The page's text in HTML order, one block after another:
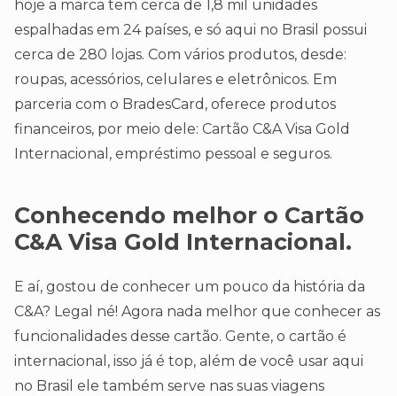
hoje a marca tem cerca de 1,8 mil unidades
espalhadas em 24 países, e só aqui no Brasil possui
cerca de 280 lojas. Com vários produtos, desde:
roupas, acessórios, celulares e eletrônicos. Em
parceria com o BradesCard, oferece produtos
financeiros, por meio dele: Cartão C&A Visa Gold
Internacional, empréstimo pessoal e seguros.
Conhecendo melhor o Cartão
C&A Visa Gold Internacional.
E aí, gostou de conhecer um pouco da história da
C&A? Legal né! Agora nada melhor que conhecer as
funcionalidades desse cartão. Gente, o cartão é
internacional, isso já é top, além de você usar aqui
no Brasil ele também serve nas suas viagens